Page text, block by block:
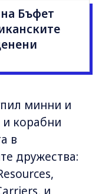
Бъфет
минни и
корабни
в
дружества: